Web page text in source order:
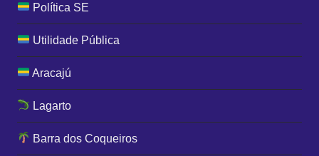
Política SE
Utilidade Pública
Aracajú
Lagarto
Barra dos Coqueiros